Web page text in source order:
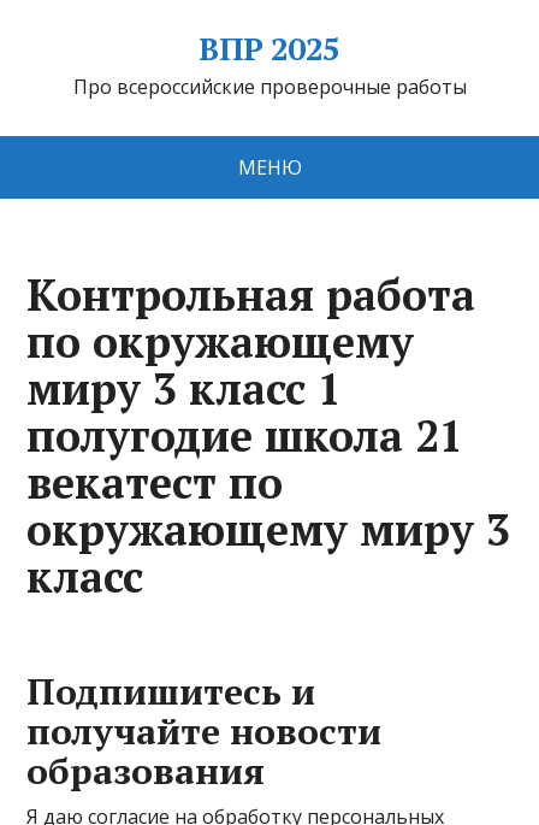
ВПР 2025
Про всероссийские проверочные работы
МЕНЮ
Контрольная работа
по окружающему
миру 3 класс 1
полугодие школа 21
векатест по
окружающему миру 3
класс
Подпишитесь и
получайте новости
образования
Я даю согласие на обработку персональных